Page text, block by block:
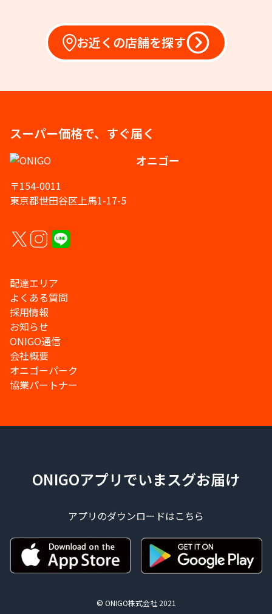
お近くの店舗を探す
スーパー価格で、すぐ届く
オニゴー
〒154-0011
東京都世田谷区上馬1-17-5
配達エリア
よくある質問
採用情報
お知らせ
ONIGO通信
会社概要
オニゴーパーク
協業パートナー
ONIGOアプリでいまスグお届け
アプリのダウンロードはこちら
© ONIGO株式会社 2021